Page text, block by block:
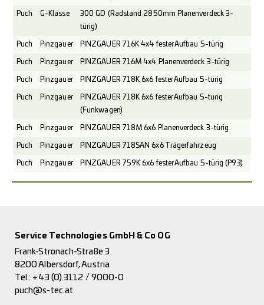
Puch G-Klasse
300 GD (Radstand 2850mm Planenverdeck 3-
türig)
Puch Pinzgauer PINZGAUER 716K 4x4 fester Aufbau 5-türig
Puch Pinzgauer PINZGAUER 716M 4x4 Planenverdeck 3-türig
Puch Pinzgauer PINZGAUER 718K 6x6 fester Aufbau 5-türig
Puch Pinzgauer
PINZGAUER 718K 6x6 fester Aufbau 5-türig
(Funkwagen)
Puch Pinzgauer PINZGAUER 718M 6x6 Planenverdeck 3-türig
Puch Pinzgauer PINZGAUER 718SAN 6x6 Trägerfahrzeug
Puch Pinzgauer PINZGAUER 759K 6x6 fester Aufbau 5-türig (P93)
Service Technologies GmbH & Co OG
Frank-Stronach-Straße 3
8200 Albersdorf, Austria
Tel.: +43 (0) 3112 / 9000-0
puch@s-tec.at